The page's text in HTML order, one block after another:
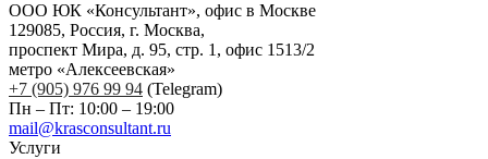
ООО ЮК «Консультант», офис в Москве
129085, Россия, г. Москва,
проспект Мира, д. 95, стр. 1, офис 1513/2
метро «Алексеевская»
+7 (905) 976 99 94 (Telegram)
Пн – Пт: 10:00 – 19:00
mail@krasconsultant.ru
Услуги